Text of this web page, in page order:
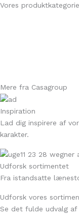
Vores
Mere fra Casagroup
Inspiration
Lad dig inspirere af
karakter.
Udforsk sortimentet
Fra istandsatte
Udforsk vores
Se det fulde udvalg af